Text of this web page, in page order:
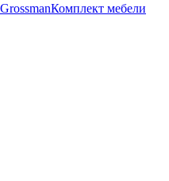
Комплект мебели